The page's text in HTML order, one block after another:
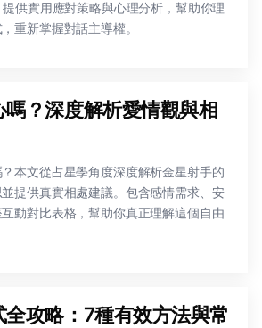
供實用應對策略與心理分析，幫助你理
重新掌握對話主導權。
？深度解析愛情觀與相
本文從占星學角度深度解析金星射手的
提供真實相處建議。包含感情需求、安
動對比表格，幫助你真正理解這個自由
攻略：7種有效方法與常